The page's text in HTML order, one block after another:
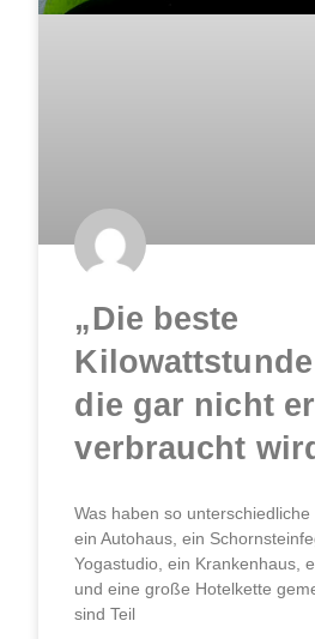
„Die beste
die gar nicht
verbraucht
Was haben so
ein Autohaus, ein
Yogastudio, ein Krankenhaus,
und eine große Hotelkette
sind Teil